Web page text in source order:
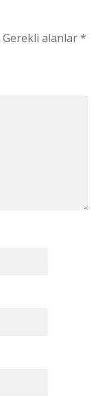
Gerekli alanlar*